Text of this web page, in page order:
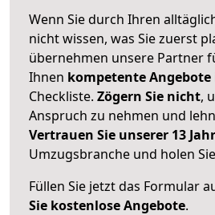
Wenn Sie durch Ihren
nicht wissen, was Sie zuerst
übernehmen unsere Partner
Ihnen kompetente Angebote
Checkliste. Zögern Sie nicht,
Anspruch zu nehmen und
Vertrauen Sie unserer 13
Umzugsbranche und holen
Füllen Sie jetzt das Formular
Sie kostenlose Angebote.